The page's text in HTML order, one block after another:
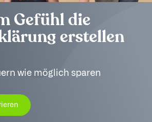
Gefühl die
erstellen
wie möglich sparen